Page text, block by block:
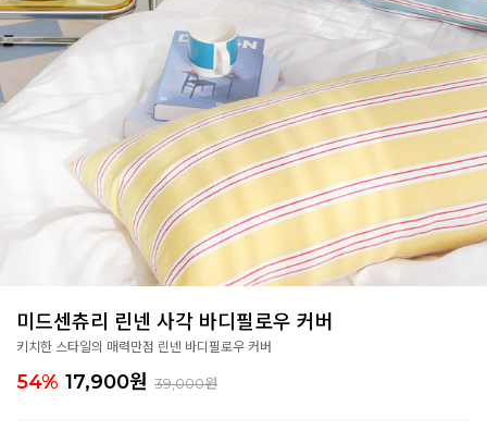
미드센츄리 린넨 사각 바디필로우 커버
키치한 스타일의 매력만점 린넨 바디필로우 커버
54% 17,900원 39,000원